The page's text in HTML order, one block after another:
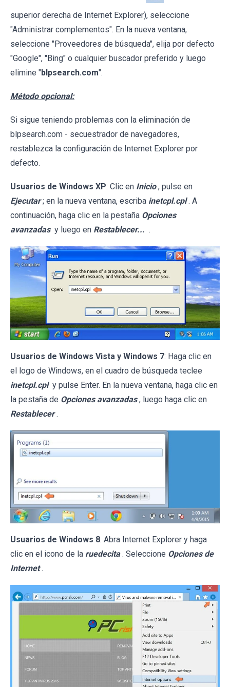
superior derecha de Internet Explorer), seleccione
"Administrar complementos". En la nueva ventana,
seleccione "Proveedores de búsqueda", elija por defecto
"Google", "Bing" o cualquier buscador preferido y luego
elimine "blpsearch.com".
Método opcional:
Si sigue teniendo problemas con la eliminación de
blpsearch.com - secuestrador de navegadores,
restablezca la configuración de Internet Explorer por
defecto.
Usuarios de Windows XP: Clic en Inicio , pulse en
Ejecutar ; en la nueva ventana, escriba inetcpl.cpl . A
continuación, haga clic en la pestaña Opciones
avanzadas y luego en Restablecer... .
Usuarios de Windows Vista y Windows 7: Haga clic en
el logo de Windows, en el cuadro de búsqueda teclee
inetcpl.cpl y pulse Enter. En la nueva ventana, haga clic en
la pestaña de Opciones avanzadas , luego haga clic en
Restablecer .
Usuarios de Windows 8: Abra Internet Explorer y haga
clic en el icono de la ruedecita . Seleccione Opciones de
Internet .